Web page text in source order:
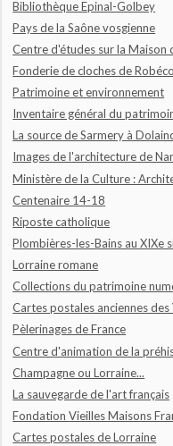
Bibliothèque Epinal-Golbey
Pays de la Saône vosgienne
Centre d'études sur la Maison
Fonderie de cloches de
Patrimoine et environnement
Inventaire général du
La source de Sarmery à
Images de l'architecture de
Ministère de la Culture :
Centenaire 14-18
Riposte catholique
Plombières-les-Bains au XIXe
Lorraine romane
Collections du patrimoine
Cartes postales anciennes des
Pèlerinages de France
Centre d'animation de la
Champagne ou Lorraine...
La sauvegarde de l'art français
Fondation Vieilles Maisons
Cartes postales de Lorraine